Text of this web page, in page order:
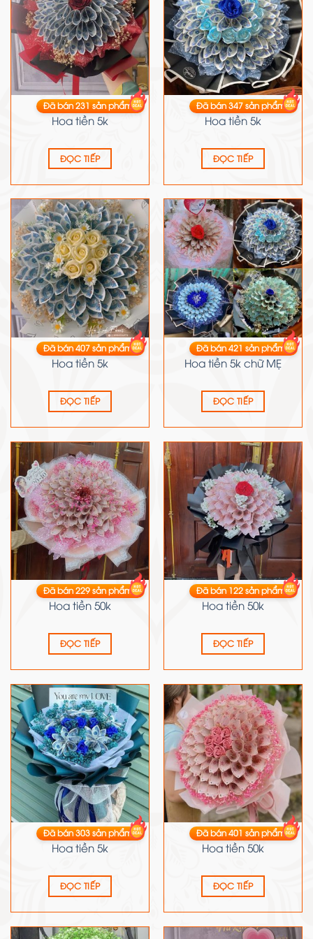
HOA TIỀN
Hoa tiền 5k
Đã bán231sản phẩm
ĐỌC TIẾP
HOA TIỀN
Hoa tiền 5k
Đã bán347sản phẩm
ĐỌC TIẾP
HOA TIỀN
Hoa tiền 5k
Đã bán407sản phẩm
ĐỌC TIẾP
HOA TIỀN
Hoa tiền 5k chữ MẸ
Đã bán421sản phẩm
ĐỌC TIẾP
HOA TIỀN
Hoa tiền 50k
Đã bán229sản phẩm
ĐỌC TIẾP
HOA TIỀN
Hoa tiền 50k
Đã bán122sản phẩm
ĐỌC TIẾP
HOA TIỀN
Hoa tiền 5k
Đã bán303sản phẩm
ĐỌC TIẾP
HOA TIỀN
Hoa tiền 50k
Đã bán401sản phẩm
ĐỌC TIẾP